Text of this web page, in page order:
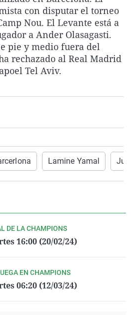
La rosa de los vientos
Gente viajera
Como el perro y el
Caso
Retornados
Equipo de
Operación Viuda
Extremadura
Galicia
La Rioja
Navarra
Virales
Televisión
Elecciones
con disputar el torneo
Nou. El Levante está a
a Ander Olasagasti.
pie y medio fuera del
rechazado al Real Madrid
Tel Aviv.
Lamine Yamal
DE LA CHAMPIONS
16:00 (20/02/24)
EN CHAMPIONS
06:20 (12/03/24)